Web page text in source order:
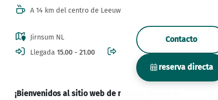
¡Bienvenidos al sitio web de nuestra Iglesia de
A 14 km del centro de Leeuwarden, la capital real
Jirnsum NL
Llegada 15.00 - 21.00 Salida11.00
Contacto
reserva directa